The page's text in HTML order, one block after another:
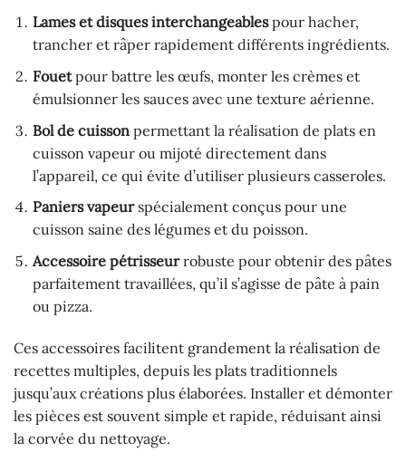
Lames et disques interchangeablespour hacher,
trancher et râper rapidement différents ingrédients.
Fouetpour battre les œufs, monter les crèmes et
émulsionner les sauces avec une texture aérienne.
Bol de cuissonpermettant la réalisation de plats en
cuisson vapeur ou mijoté directement dans
l’appareil, ce qui évite d’utiliser plusieurs casseroles.
Paniers vapeurspécialement conçus pour une
cuisson saine des légumes et du poisson.
Accessoire pétrisseurrobuste pour obtenir des pâtes
parfaitement travaillées, qu’il s’agisse de pâte à pain
ou pizza.
Ces accessoires facilitent grandement la réalisation de
recettes multiples, depuis les plats traditionnels
jusqu’aux créations plus élaborées. Installer et démonter
les pièces est souvent simple et rapide, réduisant ainsi
la corvée du nettoyage.